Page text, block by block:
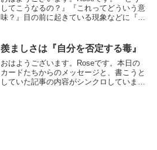
してこうなるの？』『これってどういう意
味？』目の前に起きている現象などに『な
時はどんなに考えても腑に落ちる答えは見
つかりませ...
羨ましさは『自分を否定する毒』
おはようございます。Roseです。本日の
カードたちからのメッセージと、書こうと
していた記事の内容がシンクロしていま